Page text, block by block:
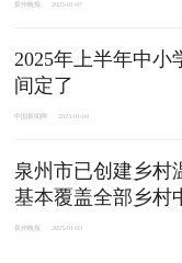
泉州晚报 2025-01-07
2025年上半年中
间定了
中国新闻网 2025-01-04
泉州市已创建乡村
基本覆盖全部乡村
泉州晚报 2025-01-03